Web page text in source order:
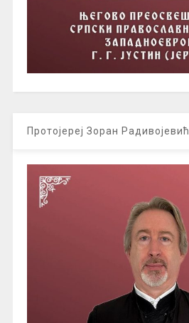
Протојереј Зоран Радивојевић